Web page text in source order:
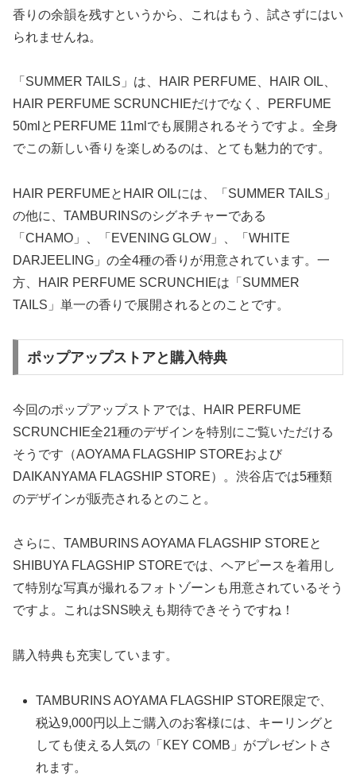
香りの余韻を残すというから、これはもう、試さずにはい
られませんね。
「SUMMER TAILS」は、HAIR PERFUME、HAIR OIL、
HAIR PERFUME SCRUNCHIEだけでなく、PERFUME
50mlとPERFUME 11mlでも展開されるそうですよ。全身
でこの新しい香りを楽しめるのは、とても魅力的です。
HAIR PERFUMEとHAIR OILには、「SUMMER TAILS」
の他に、TAMBURINSのシグネチャーである
「CHAMO」、「EVENING GLOW」、「WHITE
DARJEELING」の全4種の香りが用意されています。一
方、HAIR PERFUME SCRUNCHIEは「SUMMER
TAILS」単一の香りで展開されるとのことです。
ポップアップストアと購入特典
今回のポップアップストアでは、HAIR PERFUME
SCRUNCHIE全21種のデザインを特別にご覧いただける
そうです（AOYAMA FLAGSHIP STOREおよび
DAIKANYAMA FLAGSHIP STORE）。渋谷店では5種類
のデザインが販売されるとのこと。
さらに、TAMBURINS AOYAMA FLAGSHIP STOREと
SHIBUYA FLAGSHIP STOREでは、ヘアピースを着用し
て特別な写真が撮れるフォトゾーンも用意されているそう
ですよ。これはSNS映えも期待できそうですね！
購入特典も充実しています。
TAMBURINS AOYAMA FLAGSHIP STORE限定で、
税込9,000円以上ご購入のお客様には、キーリングと
しても使える人気の「KEY COMB」がプレゼントさ
れます。